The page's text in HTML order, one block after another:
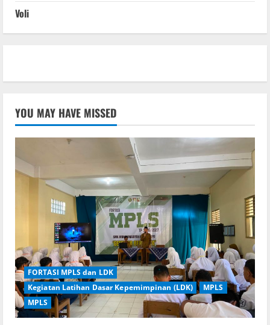
Voli
YOU MAY HAVE MISSED
FORTASI MPLS dan LDK
Kegiatan Latihan Dasar Kepemimpinan (LDK)
MPLS
MPLS